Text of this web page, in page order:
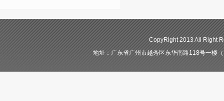
CopyRight 2013 All Right
地址：广东省广州市越秀区东华南路118号一